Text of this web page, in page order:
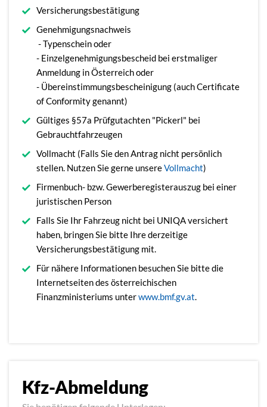
Versicherungsbestätigung
Genehmigungsnachweis
- Typenschein oder
- Einzelgenehmigungsbescheid bei erstmaliger
Anmeldung in Österreich oder
- Übereinstimmungsbescheinigung (auch Certificate
of Conformity genannt)
Gültiges §57a Prüfgutachten "Pickerl" bei
Gebrauchtfahrzeugen
Vollmacht (Falls Sie den Antrag nicht persönlich
stellen. Nutzen Sie gerne unsereVollmacht)
Firmenbuch- bzw. Gewerberegisterauszug bei einer
juristischen Person
Falls Sie Ihr Fahrzeug nicht bei UNIQA versichert
haben, bringen Sie bitte Ihre derzeitige
Versicherungsbestätigung mit.
Für nähere Informationen besuchen Sie bitte die
Internetseiten des österreichischen
Finanzministeriums unterwww.bmf.gv.at.
Kfz-Abmeldung